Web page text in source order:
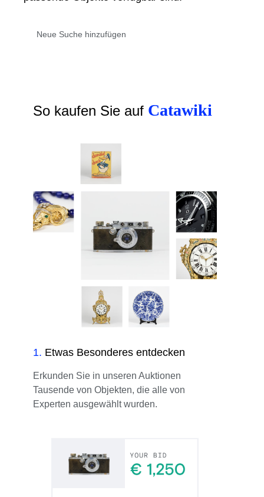
So kaufen Sie auf Catawiki
1. Etwas Besonderes entdecken
Erkunden Sie in unseren Auktionen
Tausende von Objekten, die alle von
Experten ausgewählt wurden.